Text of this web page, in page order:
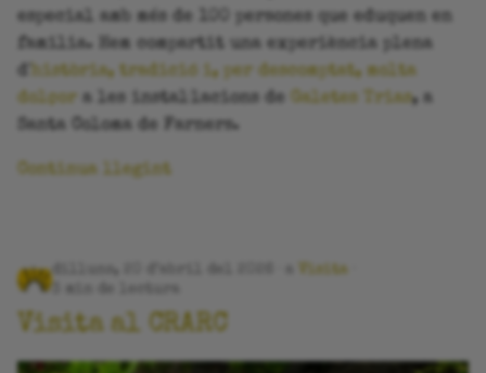
especial amb més de 100 persones que eduquen en
familia. Hem compartit una experiència plena
història, tradició i, per descomptat, molta
dolçor a les instal·lacions de Galetes Trias, a
Santa Coloma de Farners.
Continua llegint
dilluns, 20 d’abril del 2026
Visita
3 min de lectura
Visita al CRARC